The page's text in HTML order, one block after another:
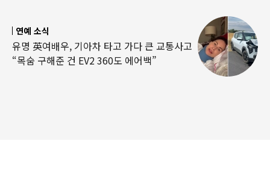
연예 소식
유명 英여배우, 기아차 타고 가다 큰 교통사고
“목숨 구해준 건 EV2 360도 에어백”